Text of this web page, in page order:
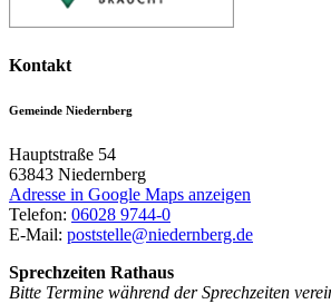
Kontakt
Gemeinde Niedernberg
Hauptstraße 54
63843 Niedernberg
Adresse in Google Maps anzeigen
Telefon: 06028 9744-0
E-Mail: poststelle@niedernberg.de
Sprechzeiten Rathaus
Bitte Termine während der Sprechzeiten